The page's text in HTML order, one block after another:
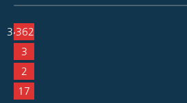
3٬362
3
2
17